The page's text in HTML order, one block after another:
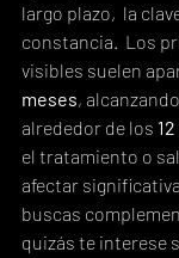
largo plazo,  la
constancia.  Los
visibles suelen
meses,
alrededor de los
el tratamiento o
afectar
buscas
quizás te interese